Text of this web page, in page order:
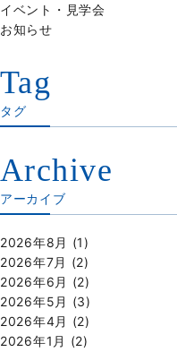
イベント・見学会
お知らせ
Tag
タグ
Archive
アーカイブ
2026年8月 (1)
2026年7月 (2)
2026年6月 (2)
2026年5月 (3)
2026年4月 (2)
2026年1月 (2)